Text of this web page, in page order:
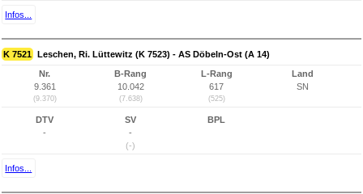
Infos...
K 7521 Leschen, Ri. Lüttewitz (K 7523) - AS Döbeln-Ost (A 14)
Nr.
9.361
(9.370)
B-Rang
10.042
(7.638)
L-Rang
617
(525)
Land
SN
DTV
-
SV
-
(-)
BPL
Infos...